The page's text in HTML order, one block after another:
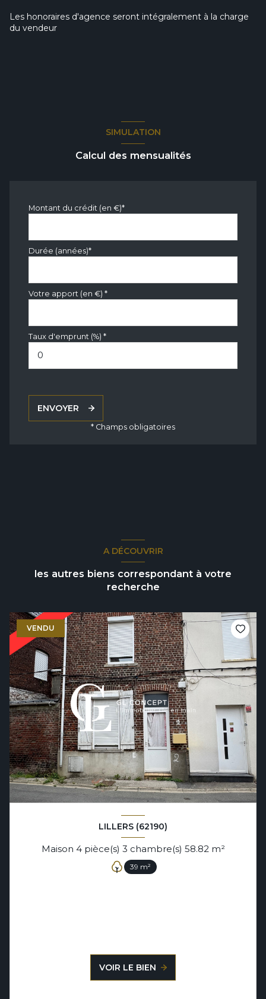
Les honoraires d'agence seront intégralement à la charge
du vendeur
SIMULATION
Calcul des mensualités
Montant du crédit (en €)*
Durée (années)*
Votre apport (en €) *
Taux d'emprunt (%) *
ENVOYER
* Champs obligatoires
A DÉCOUVRIR
les autres biens correspondant à votre
recherche
VENDU
LILLERS (62190)
Maison 4 pièce(s) 3 chambre(s) 58.82 m²
39 m²
VOIR LE BIEN